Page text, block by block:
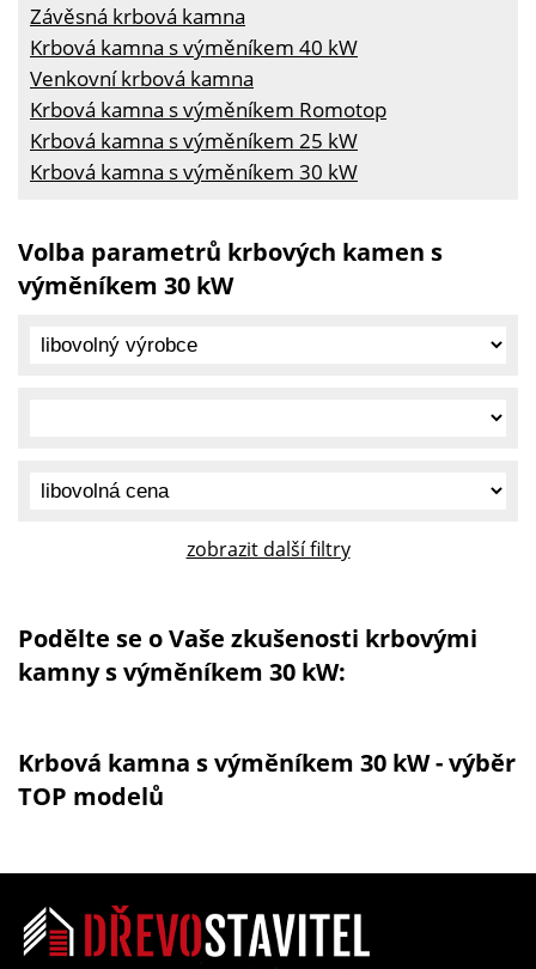
Závěsná krbová kamna
Krbová kamna s výměníkem 40 kW
Venkovní krbová kamna
Krbová kamna s výměníkem Romotop
Krbová kamna s výměníkem 25 kW
Krbová kamna s výměníkem 30 kW
Volba parametrů krbových kamen s
výměníkem 30 kW
zobrazit další filtry
Podělte se o Vaše zkušenosti krbovými
kamny s výměníkem 30 kW:
Krbová kamna s výměníkem 30 kW - výběr
TOP modelů